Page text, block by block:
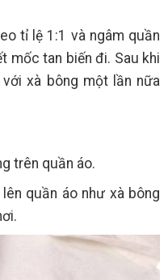
tỉ lệ 1:1 và ngâm quần
mốc tan biến đi. Sau khi
xà bông một lần nữa
trên quần áo.
quần áo như xà bông